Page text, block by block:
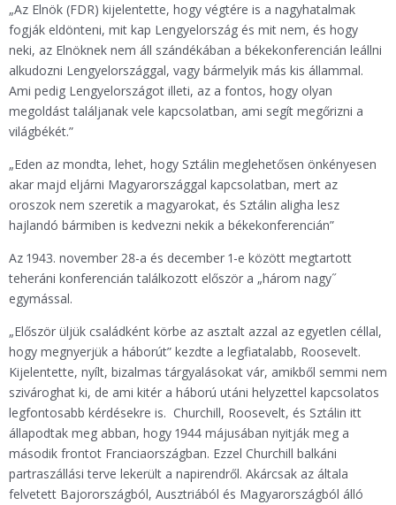
„Az Elnök (FDR) kijelentette, hogy végtére is a nagyhatalmak
fogják eldönteni, mit kap Lengyelország és mit nem, és hogy
neki, az Elnöknek nem áll szándékában a békekonferencián leállni
alkudozni Lengyelországgal, vagy bármelyik más kis állammal.
Ami pedig Lengyelországot illeti, az a fontos, hogy olyan
megoldást találjanak vele kapcsolatban, ami segít megőrizni a
világbékét.”
„Eden az mondta, lehet, hogy Sztálin meglehetősen önkényesen
akar majd eljárni Magyarországgal kapcsolatban, mert az
oroszok nem szeretik a magyarokat, és Sztálin aligha lesz
hajlandó bármiben is kedvezni nekik a békekonferencián”
Az 1943. november 28-a és december 1-e között megtartott
teheráni konferencián találkozott először a „három nagy˝
egymással.
„Először üljük családként körbe az asztalt azzal az egyetlen céllal,
hogy megnyerjük a háborút” kezdte a legfiatalabb, Roosevelt.
Kijelentette, nyílt, bizalmas tárgyalásokat vár, amikből semmi nem
szivároghat ki, de ami kitér a háború utáni helyzettel kapcsolatos
legfontosabb kérdésekre is. Churchill, Roosevelt, és Sztálin itt
állapodtak meg abban, hogy 1944 májusában nyitják meg a
második frontot Franciaországban. Ezzel Churchill balkáni
partraszállási terve lekerült a napirendről. Akárcsak az általa
felvetett Bajorországból, Ausztriából és Magyarországból álló